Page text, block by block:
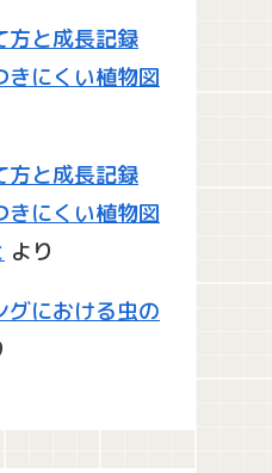
方と成長記録
きにくい植物図
方と成長記録
きにくい植物図
より
グにおける虫の